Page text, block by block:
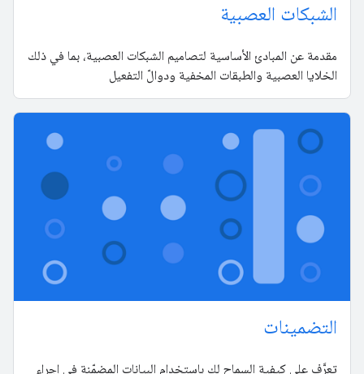
الشبكات العصبية
مقدمة عن المبادئ الأساسية لتصاميم الشبكات العصبية، بما في ذلك
الخلايا العصبية والطبقات المخفية ودوالّ التفعيل
التضمينات
تعرَّف على كيفية السماح لك باستخدام البيانات المضمّنة في إجراء